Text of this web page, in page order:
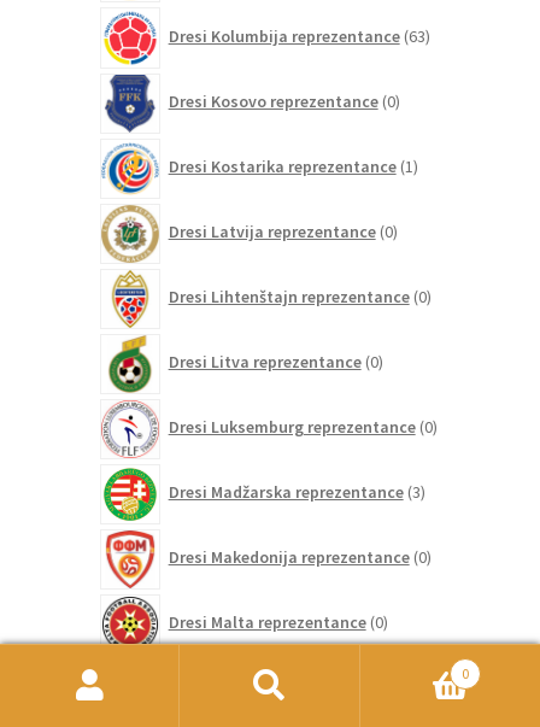
Dresi Kolumbija reprezentance 63izdelkov
Dresi Kosovo reprezentance 0izdelkov
Dresi Kostarika reprezentance 1izdelek
Dresi Latvija reprezentance 0izdelkov
Dresi Lihtenštajn reprezentance 0izdelkov
Dresi Litva reprezentance 0izdelkov
Dresi Luksemburg reprezentance 0izdelkov
Dresi Madžarska reprezentance 3izdelki
Dresi Makedonija reprezentance 0izdelkov
Dresi Malta reprezentance 0izdelkov
Dresi Mehika reprezentance
izdelkov
0